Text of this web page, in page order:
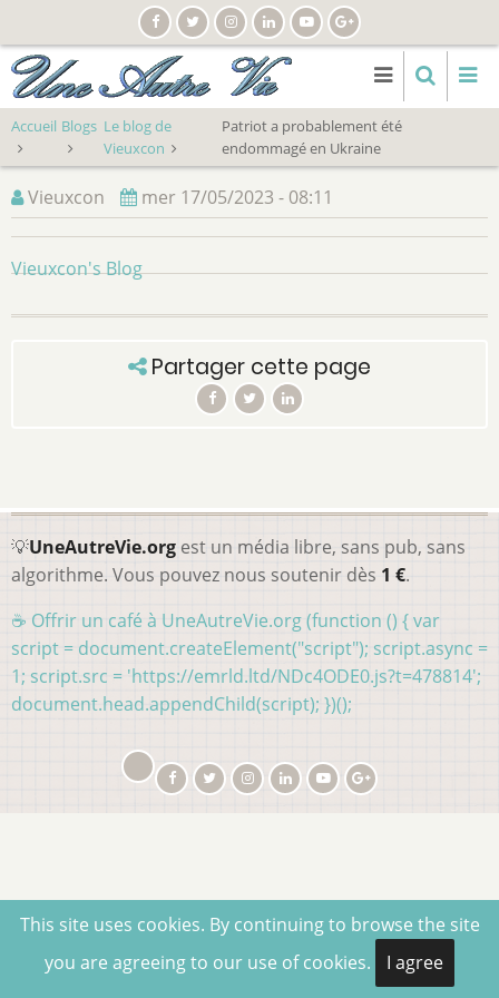
au
contenu
principal
Accueil Blogs Le blog de
Vieuxcon
Patriot a probablement été
endommagé en Ukraine
Vieuxcon mer 17/05/2023 - 08:11
Vieuxcon's Blog
Partager cette page
💡UneAutreVie.org est un média libre, sans pub, sans
algorithme. Vous pouvez nous soutenir dès 1 €.
☕ Offrir un café à UneAutreVie.org (function () { var
script = document.createElement("script"); script.async =
1; script.src = 'https://emrld.ltd/NDc4ODE0.js?t=478814';
document.head.appendChild(script); })();
This site uses cookies. By continuing to browse the site
you are agreeing to our use of cookies.
I agree